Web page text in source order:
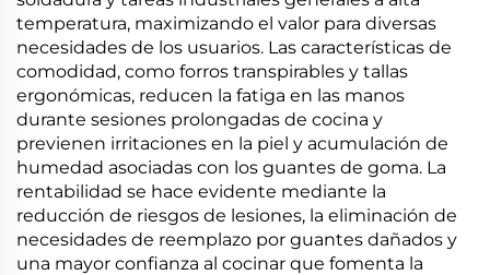
temperatura, maximizando el valor para diversas
necesidades de los usuarios. Las características de
comodidad, como forros transpirables y tallas
ergonómicas, reducen la fatiga en las manos
durante sesiones prolongadas de cocina y
previenen irritaciones en la piel y acumulación de
humedad asociadas con los guantes de goma. La
rentabilidad se hace evidente mediante la
reducción de riesgos de lesiones, la eliminación de
necesidades de reemplazo por guantes dañados y
una mayor confianza al cocinar que fomenta la